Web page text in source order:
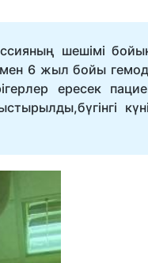
шешімі
6 жыл бойы
ересек